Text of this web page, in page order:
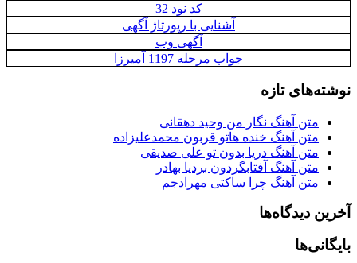
کد نود 32
آشنایی با رپورتاژ آگهی
آگهی وب
جواب مرحله 1197 آمیرزا
نوشته‌های تازه
متن آهنگ نگار من وحید دهقانی
متن آهنگ خنده هاتو قربون محمدعلیزاده
متن آهنگ دریا بدون تو علی صدیقی
متن آهنگ آفتابگردون بردیا بهادر
متن آهنگ چرا ساکتی مهرادجم
آخرین دیدگاه‌ها
بایگانی‌ها